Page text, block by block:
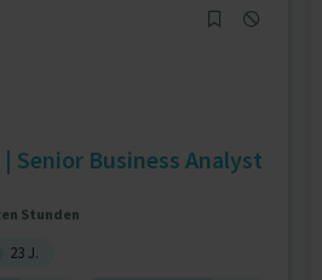
Senior Business Analyst
Stunden
23 J.